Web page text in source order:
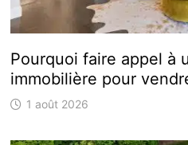
Pourquoi faire appel à
immobilière pour
1 août 2026